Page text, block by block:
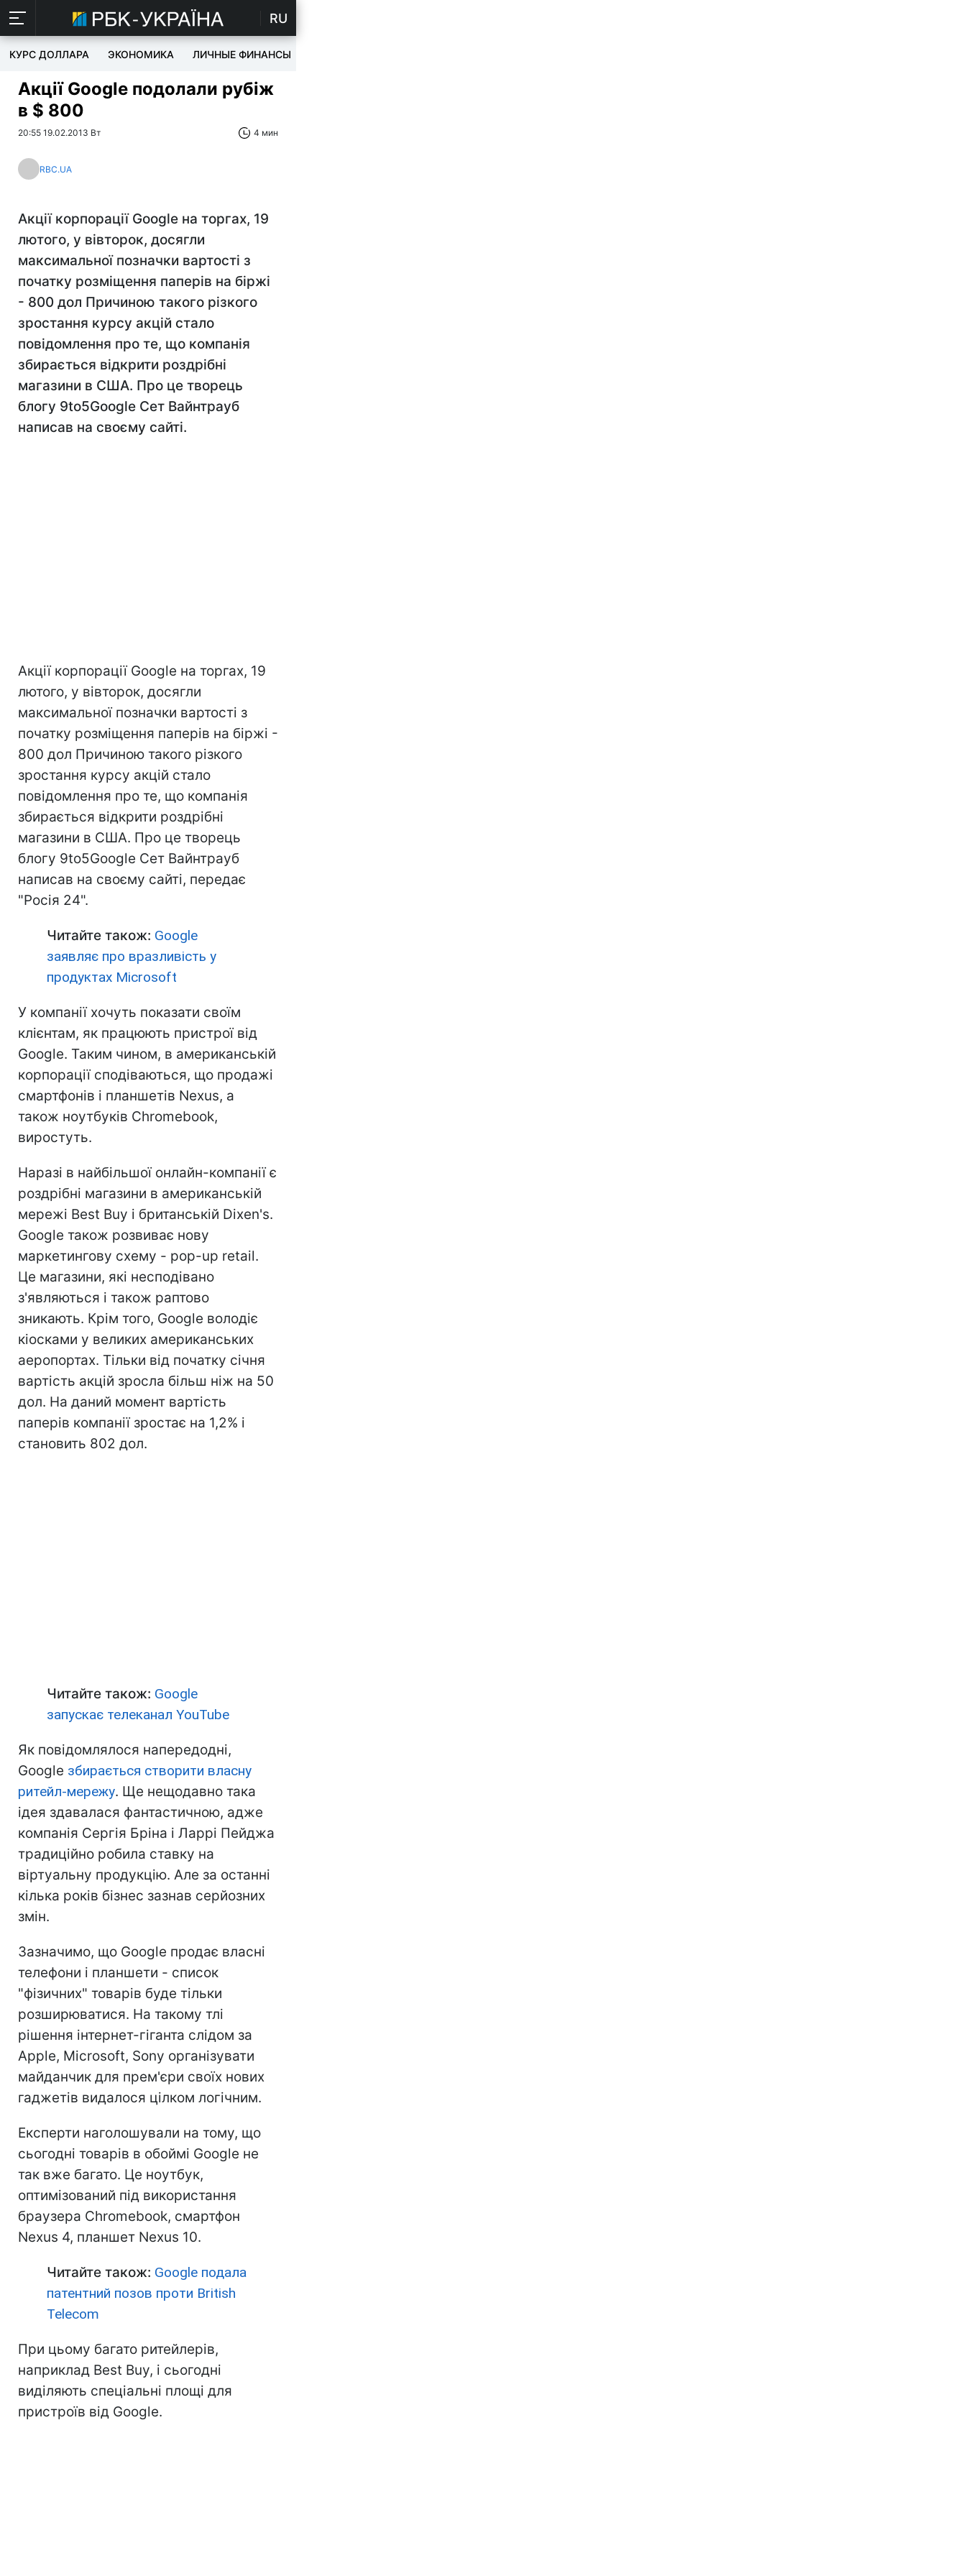
RU
КУРС ДОЛЛАРА ЭКОНОМИКА ЛИЧНЫЕ ФИНАНСЫ
Акції Google подолали рубіж
в $ 800
20:55 19.02.2013 Вт 4 мин
RBC.UA
Акції корпорації Google на торгах, 19
лютого, у вівторок, досягли
максимальної позначки вартості з
початку розміщення паперів на біржі
- 800 дол Причиною такого різкого
зростання курсу акцій стало
повідомлення про те, що компанія
збирається відкрити роздрібні
магазини в США. Про це творець
блогу 9to5Google Сет Вайнтрауб
написав на своєму сайті.
Акції корпорації Google на торгах, 19
лютого, у вівторок, досягли
максимальної позначки вартості з
початку розміщення паперів на біржі -
800 дол Причиною такого різкого
зростання курсу акцій стало
повідомлення про те, що компанія
збирається відкрити роздрібні
магазини в США. Про це творець
блогу 9to5Google Сет Вайнтрауб
написав на своєму сайті, передає
"Росія 24".
Читайте також: Google
заявляє про вразливість у
продуктах Microsoft
У компанії хочуть показати своїм
клієнтам, як працюють пристрої від
Google. Таким чином, в американській
корпорації сподіваються, що продажі
смартфонів і планшетів Nexus, а
також ноутбуків Chromebook,
виростуть.
Наразі в найбільшої онлайн-компанії є
роздрібні магазини в американській
мережі Best Buy і британській Dixen's.
Google також розвиває нову
маркетингову схему - pop-up retail.
Це магазини, які несподівано
з'являються і також раптово
зникають. Крім того, Google володіє
кіосками у великих американських
аеропортах. Тільки від початку січня
вартість акцій зросла більш ніж на 50
дол. На даний момент вартість
паперів компанії зростає на 1,2% і
становить 802 дол.
Читайте також: Google
запускає телеканал YouTube
Як повідомлялося напередодні,
Google збирається створити власну
ритейл-мережу. Ще нещодавно така
ідея здавалася фантастичною, адже
компанія Сергія Бріна і Ларрі Пейджа
традиційно робила ставку на
віртуальну продукцію. Але за останні
кілька років бізнес зазнав серйозних
змін.
Зазначимо, що Google продає власні
телефони і планшети - список
"фізичних" товарів буде тільки
розширюватися. На такому тлі
рішення інтернет-гіганта слідом за
Apple, Microsoft, Sony організувати
майданчик для прем'єри своїх нових
гаджетів видалося цілком логічним.
Експерти наголошували на тому, що
сьогодні товарів в обоймі Google не
так вже багато. Це ноутбук,
оптимізований під використання
браузера Chromebook, смартфон
Nexus 4, планшет Nexus 10.
Читайте також: Google подала
патентний позов проти British
Telecom
При цьому багато ритейлерів,
наприклад Best Buy, і сьогодні
виділяють спеціальні площі для
пристроїв від Google.